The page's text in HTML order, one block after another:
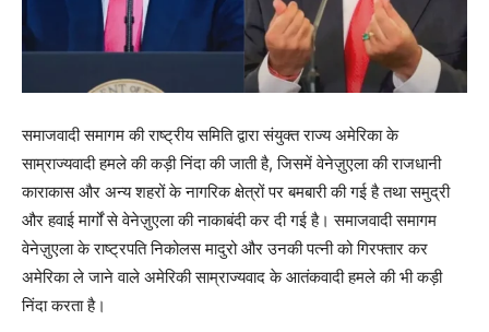
समाजवादी समागम की राष्ट्रीय समिति द्वारा संयुक्त राज्य अमेरिका के
साम्राज्यवादी हमले की कड़ी निंदा की जाती है, जिसमें वेनेज़ुएला की राजधानी
काराकास और अन्य शहरों के नागरिक क्षेत्रों पर बमबारी की गई है तथा समुद्री
और हवाई मार्गों से वेनेज़ुएला की नाकाबंदी कर दी गई है। समाजवादी समागम
वेनेज़ुएला के राष्ट्रपति निकोलस मादुरो और उनकी पत्नी को गिरफ्तार कर
अमेरिका ले जाने वाले अमेरिकी साम्राज्यवाद के आतंकवादी हमले की भी कड़ी
निंदा करता है।